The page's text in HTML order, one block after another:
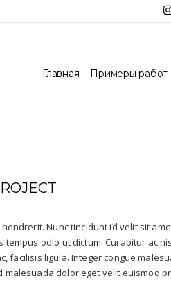
Главная Примеры работ
Nunc tincidunt id velit sit
tempus odio ut dictum. Curabitur ac
facilisis ligula. Integer congue
malesuada dolor eget velit euismod